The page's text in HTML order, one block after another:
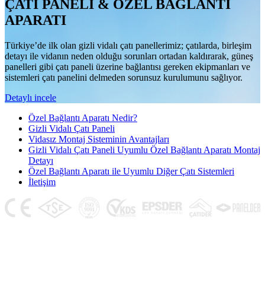
ÇATI PANELİ & ÖZEL BAĞLANTI
APARATI
Türkiye’de ilk olan gizli vidalı çatı panellerimiz; çatılarda, birleşim
detayı ile vidanın neden olduğu sorunları ortadan kaldırarak, güneş
panelleri gibi çatı paneli üzerine bağlantısı gereken ekipmanları ve
sistemleri çatı panelini delmeden sorunsuz kurulumunu sağlıyor.
Detaylı incele
Özel Bağlantı Aparatı Nedir?
Gizli Vidalı Çatı Paneli
Vidasız Montaj Sisteminin Avantajları
Gizli Vidalı Çatı Paneli Uyumlu Özel Bağlantı Aparatı Montaj
Detayı
Özel Bağlantı Aparatı ile Uyumlu Diğer Çatı Sistemleri
İletişim